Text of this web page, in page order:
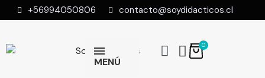
+56994050806 contacto@soydidacticos.cl
MENÚ